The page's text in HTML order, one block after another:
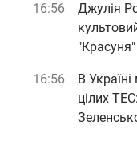
16:56
Джулія
"Красуня"
16:56
В
цілих